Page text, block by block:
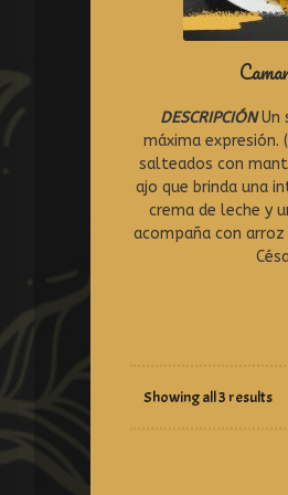
t
DESCRIPCIÓNUn
máxima expresión.
salteados con
ajo que brinda una
crema de leche y
acompaña con
Showing all 3 results